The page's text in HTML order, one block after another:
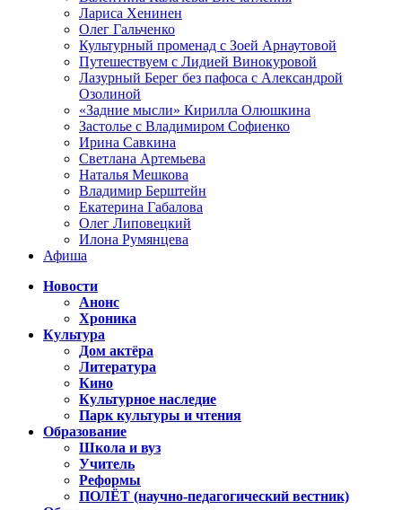
Лариса Хенинен
Олег Гальченко
Культурный променад с Зоей Арнаутовой
Путешествуем с Лидией Винокуровой
Лазурный Берег без пафоса с Александрой
Озолиной
«Задние мысли» Кирилла Олюшкина
Застолье с Владимиром Софиенко
Ирина Савкина
Светлана Артемьева
Наталья Мешкова
Владимир Берштейн
Екатерина Габалова
Олег Липовецкий
Илона Румянцева
Афиша
Новости
Анонс
Хроника
Культура
Дом актёра
Литература
Кино
Культурное наследие
Парк культуры и чтения
Образование
Школа и вуз
Учитель
Реформы
ПОЛЁТ (научно-педагогический вестник)